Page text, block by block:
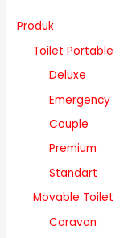
Produk
Toilet Portable
Deluxe
Emergency
Couple
Premium
Standart
Movable Toilet
Caravan